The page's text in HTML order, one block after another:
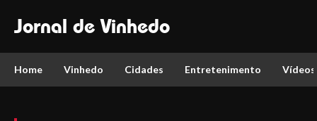
Jornal de Vinhedo
Home Vinhedo Cidades Entretenimento Vídeos